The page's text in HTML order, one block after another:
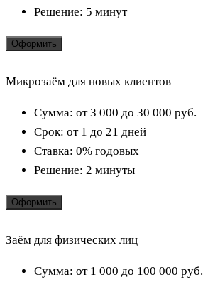
Решение: 5 минут
Оформить
Микрозаём для новых клиентов
Сумма: от 3 000 до 30 000 руб.
Срок: от 1 до 21 дней
Ставка: 0% годовых
Решение: 2 минуты
Оформить
Заём для физических лиц
Сумма: от 1 000 до 100 000 руб.